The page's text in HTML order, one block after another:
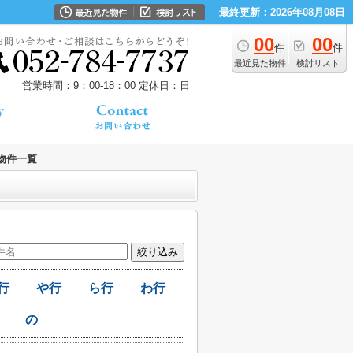
最終更新：2026年08月08日
00件
最近見た物件
00件
検討リスト
営業時間：9：00‐18：00 定休日：日
件一覧
や行 ら行 わ行
の